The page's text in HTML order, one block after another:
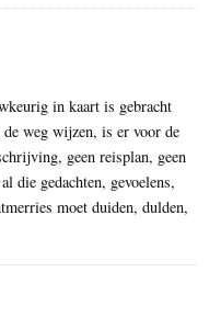
in kaart is gebracht
weg wijzen, is er voor de
geen reisplan, geen
die gedachten, gevoelens,
moet duiden, dulden,